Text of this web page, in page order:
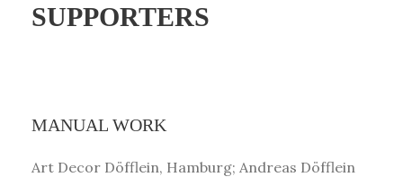
SUPPORTERS
MANUAL WORK
Art Decor Döfflein, Hamburg; Andreas Döfflein